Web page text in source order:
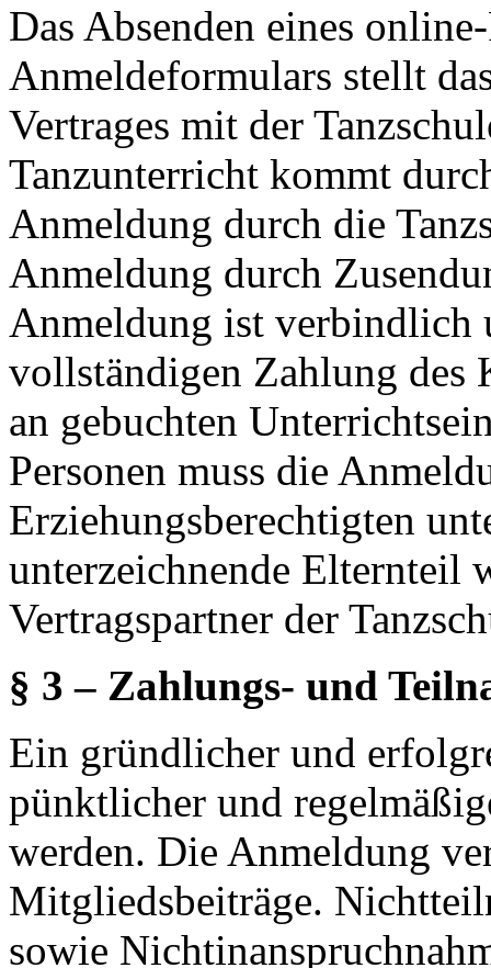
Das Absenden eines
Anmeldeformulars stellt
Vertrages mit der
Tanzunterricht kommt
Anmeldung durch die
Anmeldung durch
Anmeldung ist verbindlich
vollständigen Zahlung des
an gebuchten
Personen muss die
Erziehungsberechtigten
unterzeichnende Elternteil
Vertragspartner der
§ 3 – Zahlungs- und
Ein gründlicher und
pünktlicher und
werden. Die Anmeldung
Mitgliedsbeiträge.
sowie